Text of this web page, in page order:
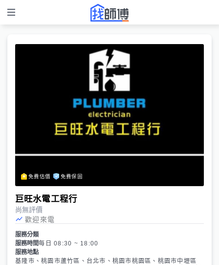
免費估價 免費保固
巨旺水電工程行
尚無評價
歡迎來電
服務分類
服務時間每日 08:30 ~ 18:00
服務地點
基隆市、桃園市蘆竹區、台北市、桃園市桃園區、桃園市中壢區